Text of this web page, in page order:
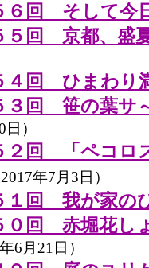
６回 そして今
５回 京都、盛
４回 ひまわり
３回 笹の葉サ
）
２回 「ペコロ
年7月3日）
１回 我が家の
０回 赤堀花し
6月21日）